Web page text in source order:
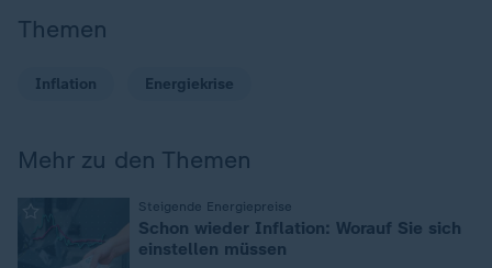
Themen
Inflation Energiekrise
Mehr zu den Themen
Steigende Energiepreise
Schon wieder Inflation: Worauf Sie sich
einstellen müssen